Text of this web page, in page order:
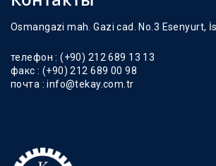
Osmangazi mah. Gazi cad. No.3 Esenyurt,
телефон : (+90) 212 689 13 13
факс : (+90) 212 689 00 98
почта : info@tekay.com.tr